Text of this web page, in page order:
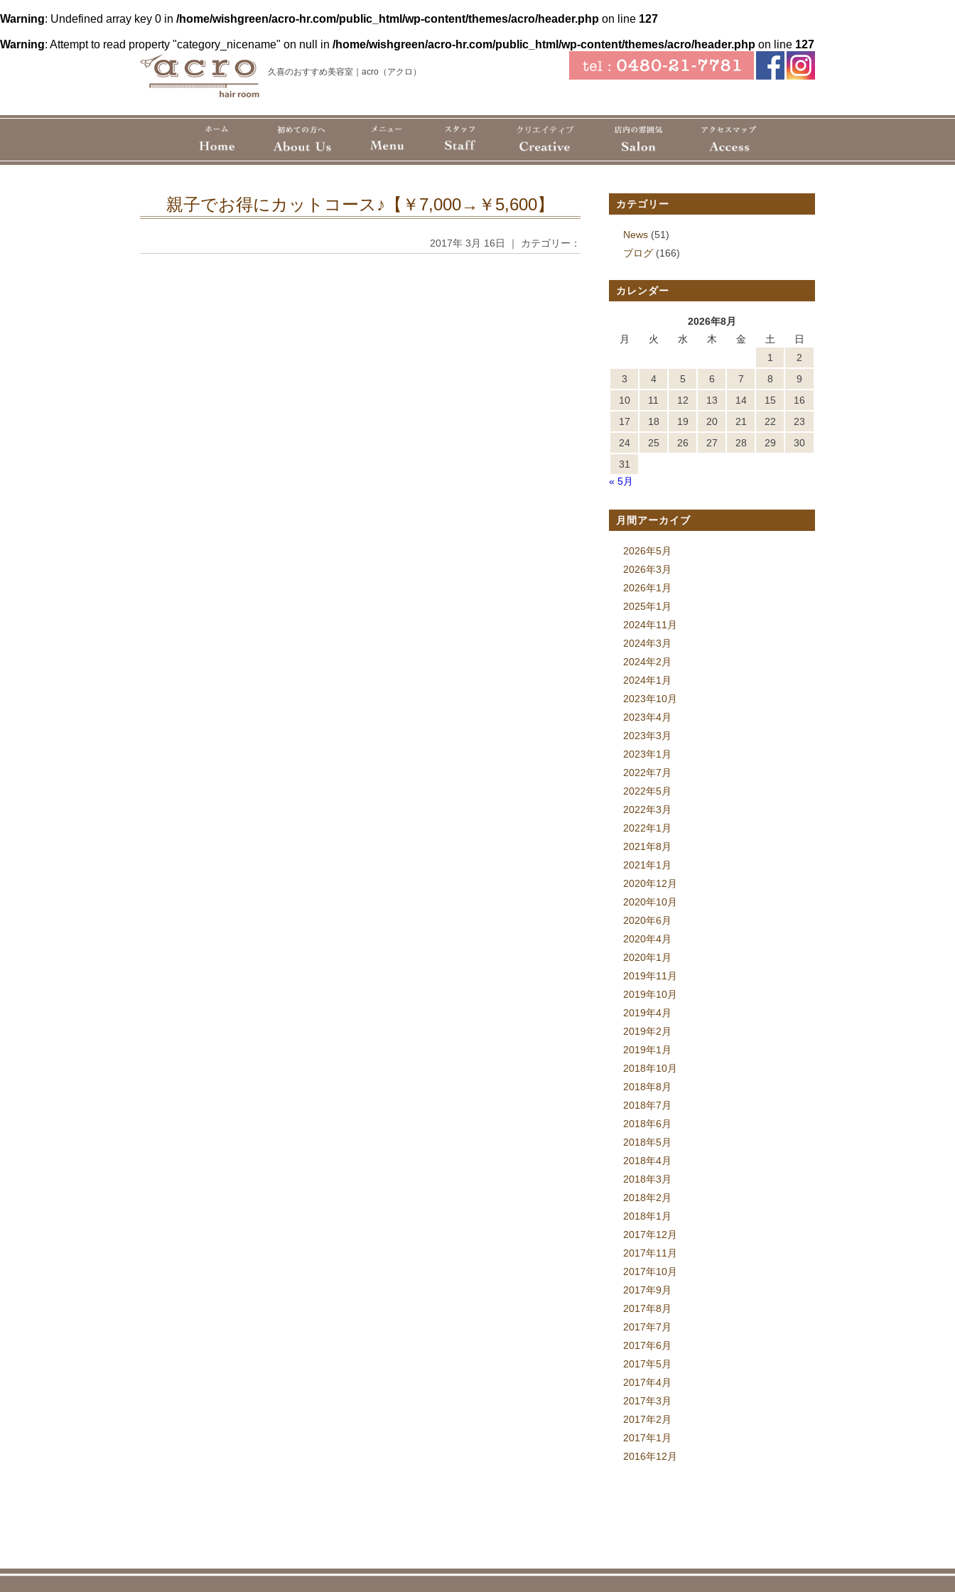
Warning: Undefined array key 0 in /home/wishgreen/acro-hr.com/public_html/wp-content/themes/acro/header.php on line 127
Warning: Attempt to read property "category_nicename" on null in /home/wishgreen/acro-hr.com/public_html/wp-content/themes/acro/header.php on line 127
久喜のおすすめ美容室｜acro（アクロ）
親子でお得にカットコース♪【￥7,000→￥5,600】
2017年 3月 16日 ｜ カテゴリー：
カテゴリー
News (51)
ブログ (166)
カレンダー
2026年8月
月
火 水 木 金 土
日
1
2
3
4 5 6 7 8
9
10
11 12 13 14 15
16
17
18 19 20 21 22
23
24
25 26 27 28 29
30
31
« 5月
月間アーカイブ
2026年5月
2026年3月
2026年1月
2025年1月
2024年11月
2024年3月
2024年2月
2024年1月
2023年10月
2023年4月
2023年3月
2023年1月
2022年7月
2022年5月
2022年3月
2022年1月
2021年8月
2021年1月
2020年12月
2020年10月
2020年6月
2020年4月
2020年1月
2019年11月
2019年10月
2019年4月
2019年2月
2019年1月
2018年10月
2018年8月
2018年7月
2018年6月
2018年5月
2018年4月
2018年3月
2018年2月
2018年1月
2017年12月
2017年11月
2017年10月
2017年9月
2017年8月
2017年7月
2017年6月
2017年5月
2017年4月
2017年3月
2017年2月
2017年1月
2016年12月